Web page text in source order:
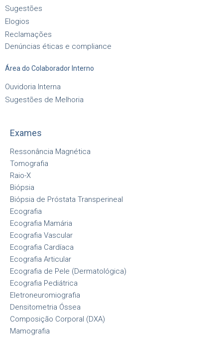
Sugestões
Elogios
Reclamações
Denúncias éticas e compliance
Área do Colaborador Interno
Ouvidoria Interna
Sugestões de Melhoria
Exames
Ressonância Magnética
Tomografia
Raio-X
Biópsia
Biópsia de Próstata Transperineal
Ecografia
Ecografia Mamária
Ecografia Vascular
Ecografia Cardíaca
Ecografia Articular
Ecografia de Pele (Dermatológica)
Ecografia Pediátrica
Eletroneuromiografia
Densitometria Óssea
Composição Corporal (DXA)
Mamografia